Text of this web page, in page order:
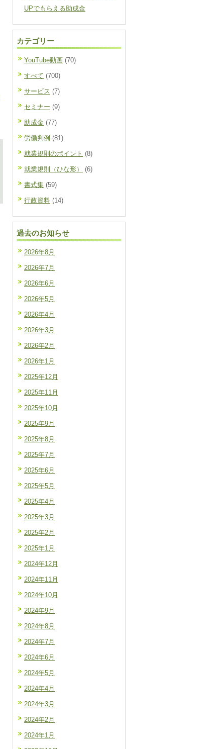
UPでもらえる助成金
カテゴリー
YouTube動画 (70)
すべて (700)
サービス (7)
セミナー (9)
助成金 (77)
労働判例 (81)
就業規則のポイント (8)
就業規則（ひな形） (6)
書式集 (59)
行政資料 (14)
過去のお知らせ
2026年8月
2026年7月
2026年6月
2026年5月
2026年4月
2026年3月
2026年2月
2026年1月
2025年12月
2025年11月
2025年10月
2025年9月
2025年8月
2025年7月
2025年6月
2025年5月
2025年4月
2025年3月
2025年2月
2025年1月
2024年12月
2024年11月
2024年10月
2024年9月
2024年8月
2024年7月
2024年6月
2024年5月
2024年4月
2024年3月
2024年2月
2024年1月